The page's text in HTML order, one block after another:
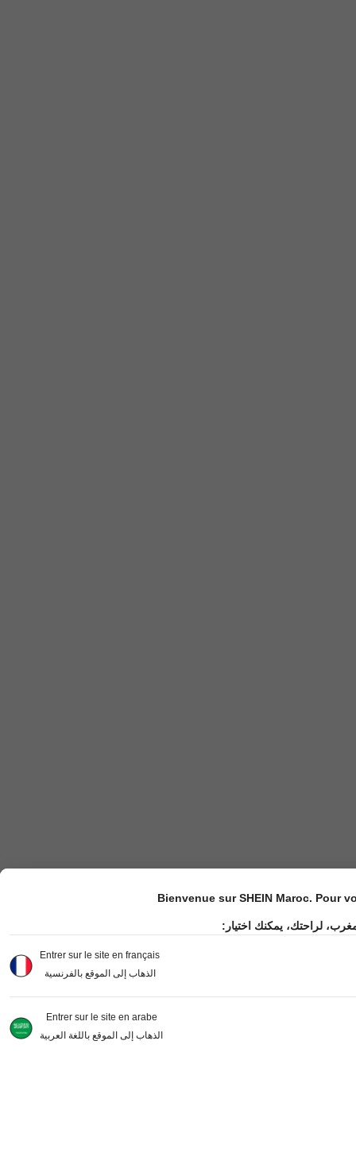
Bienvenue sur SHEIN Maroc. Pour
لراحتك، يمكنك اختيار:
Entrer sur le site en français
الذهاب إلى الموقع بالفرنسية
Entrer sur le site en arabe
الذهاب إلى الموقع باللغة العربية